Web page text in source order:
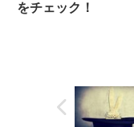
をチェック！